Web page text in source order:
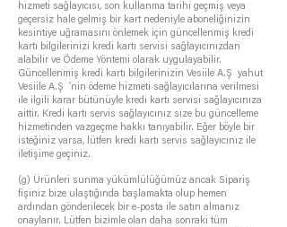
hizmeti sağlayıcısı, son kullanma tarihi geçmiş veya
geçersiz hale gelmiş bir kart nedeniyle aboneliğinizin
kesintiye uğramasını önlemek için güncellenmiş kredi
kartı bilgilerinizi kredi kartı servisi sağlayıcınızdan
alabilir ve Ödeme Yöntemi olarak uygulayabilir.
Güncellenmiş kredi kartı bilgilerinizin Vesiile A.Ş yahut
Vesiile A.Ş ’nin ödeme hizmeti sağlayıcılarına verilmesi
ile ilgili karar bütünüyle kredi kartı servisi sağlayıcınıza
aittir. Kredi kartı servis sağlayıcınız size bu güncelleme
hizmetinden vazgeçme hakkı tanıyabilir. Eğer böyle bir
isteğiniz varsa, lütfen kredi kartı servis sağlayıcınız ile
iletişime geçiniz.
(g) Ürünleri sunma yükümlülüğümüz ancak Sipariş
fişiniz bize ulaştığında başlamakta olup hemen
ardından gönderilecek bir e-posta ile satın almanız
onaylanır. Lütfen bizimle olan daha sonraki tüm